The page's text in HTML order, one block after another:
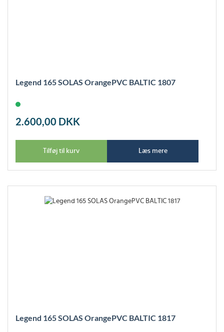
Legend 165 SOLAS OrangePVC BALTIC 1807
2.600,00 DKK
Tilføj til kurv Læs mere
Legend 165 SOLAS OrangePVC BALTIC 1817